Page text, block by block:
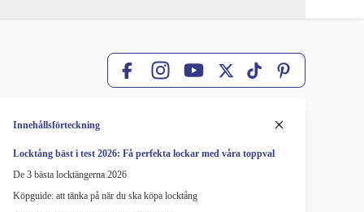
FacebookInstagramYouTube
X TikTokPinterest
Innehållsförteckning
Locktång bäst i test 2026: Få perfekta lockar med våra toppval
De 3 bästa locktängerna 2026
Köpguide: att tänka på när du ska köpa locktång